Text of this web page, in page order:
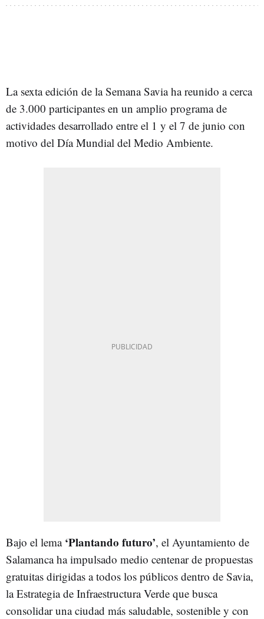
La sexta edición de la Semana Savia ha reunido a cerca
de 3.000 participantes en un amplio programa de
actividades desarrollado entre el 1 y el 7 de junio con
motivo del Día Mundial del Medio Ambiente.
Bajo el lema ‘Plantando futuro’, el Ayuntamiento de
Salamanca ha impulsado medio centenar de propuestas
gratuitas dirigidas a todos los públicos dentro de Savia,
la Estrategia de Infraestructura Verde que busca
consolidar una ciudad más saludable, sostenible y con